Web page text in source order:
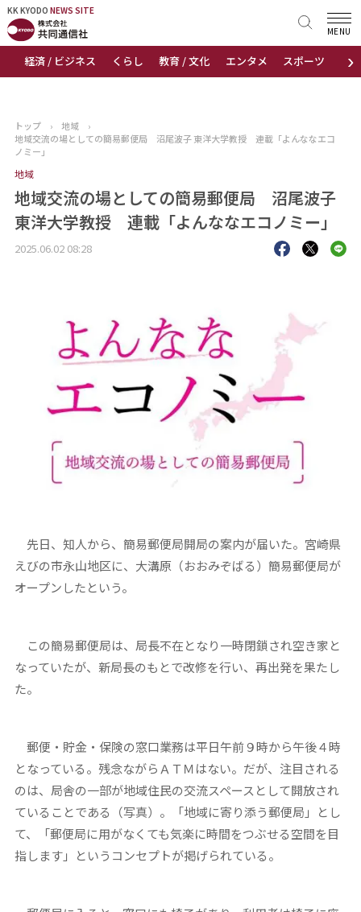
KK KYODO NEWS SITE
›
経済 / ビジネス くらし 教育 / 文化 エンタメ スポーツ 地域
MENU
KK KYODONEWS SITE
トップページ
ニュース
おすすめコンテンツ
出版物
トップ › 地域
›
地域交流の場としての簡易郵便局 沼尾波子 東洋大学教授 連載「よんななエコ
ノミー」
地域
地域交流の場としての簡易郵便局 沼尾波子
東洋大学教授 連載「よんななエコノミー」
2025.06.02 08:28
先日、知人から、簡易郵便局開局の案内が届いた。宮崎県
えびの市永山地区に、大溝原（おおみぞばる）簡易郵便局が
オープンしたという。
この簡易郵便局は、局長不在となり一時閉鎖され空き家と
なっていたが、新局長のもとで改修を行い、再出発を果たし
た。
郵便・貯金・保険の窓口業務は平日午前９時から午後４時
となっている。残念ながらＡＴＭはない。だが、注目される
のは、局舎の一部が地域住民の交流スペースとして開放され
ていることである（写真）。「地域に寄り添う郵便局」とし
て、「郵便局に用がなくても気楽に時間をつぶせる空間を目
指します」というコンセプトが掲げられている。